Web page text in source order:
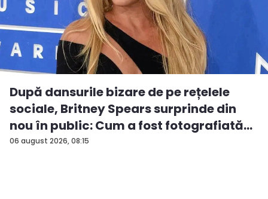
06 august 2026, 08:15
După dansurile bizare de pe rețelele
sociale, Britney Spears surprinde din
nou în public: Cum a fost fotografiată
î...